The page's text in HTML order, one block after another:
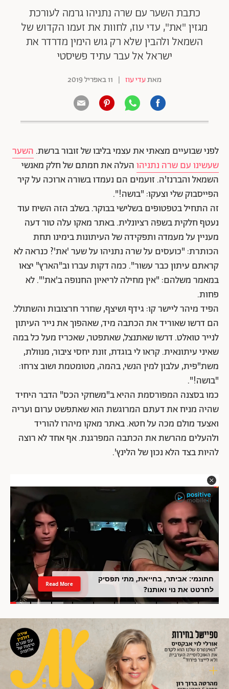
כתבת השער עם שרה נתניהו גרמה לעורכת
מגזין "את", עדי עוז, לחוות את זעמו הקדוש של
השמאל ולהבין שלא רק גוש הימין מדרדר את
ישראל אל עבר עתיד פשיסטי
מאתעדי עוז | 11 באפריל 2019
לפני שבועיים מצאתי את עצמי בליבו של זובור ברשת. השער
שעשינו עם שרה נתניהוהעלה את חמתם של חלק מאנשי
השמאל והברנז'ה. זועמים הם נעמדו בשורה ארוכה על קיר
הפייסבוק שלי וצעקו: "בושה!".
זה התחיל בטפטופים בשלישי בבוקר. בשלב הזה השיח עוד
נעטף חלקית בשפה רציונלית. באתר מאקו עלה טור דעה
מעניין על מעמדה ותפקידה של העיתונות בימינו תחת
הכותרת: "כועסים על שרה נתניהו על שער 'את'? כנראה לא
קראתם עיתון כבר עשור". כמה דקות עברו וב"הארץ" יצאו
במאמר משלהם: "אין מחילה לריאיון החנופה ב'את'". לא
פחות.
הפיד מיהר ליישר קו: גידף ושיצף, שחרר חרצובות והשתולל.
הם דרשו שאוריד את הכתבה מיד, שאהפוך את נייר העיתון
לנייר טואלט. דרשו שאתנצל, שאתפטר, שאכריז מעל כל במה
שאיני עיתונאית. קראו לי בוגדת, זונת יחסי ציבור, מנוולת,
משת"פית, עלבון למין הנשי, בהמה, מטומטמת ושוב צרחו:
"בושה!".
כמו בסצנה המפורסמת ההיא ב"משחקי הכס" הדבר היחיד
שהיה מניח את דעתם המרוגשת הוא שאתפשט ערום ועריה
ואצעד מולם מכה על חטא. באתר מאקו מיהרו להוריד
ולהעלים מהרשת את הכתבה המפרגנת. אף אחד לא רוצה
להיות בצד הלא נכון של הלינץ'.
חתונמי: אביתר, בחייאת, מתי תפסיק
לחרטט את נוי ואותנו?
Read More